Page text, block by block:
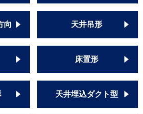
PA-P140F7HD
PA-P140F6HDNB
PA-P140F7HDNB
PA-P140F6KDNB
PA-P140F7KDN
PA-P140F7KD
向 天井吊形
床置形
天井埋込ダクト型